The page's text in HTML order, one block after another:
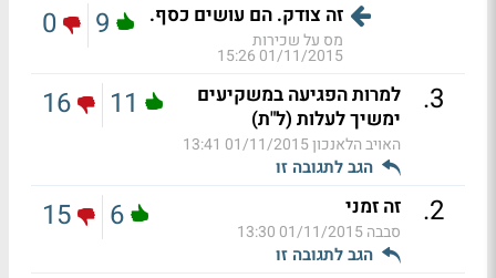
זה צודק. הם עושים כסף.
מס על שכירות
01/11/2015 15:26
9
0
3
.
למרות הפגיעה במשקיעים
ימשיך לעלות (ל"ת)
האויב הלאנכון01/11/2015 13:41
הגב לתגובה זו
11
16
2
. זה זמני
סבבה01/11/2015 13:30
הגב לתגובה זו
6
15